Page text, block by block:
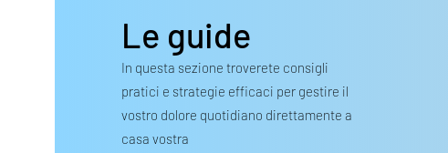
Le guide
In questa sezione troverete consigli
pratici e strategie efficaci per gestire il
vostro dolore quotidiano direttamente a
casa vostra